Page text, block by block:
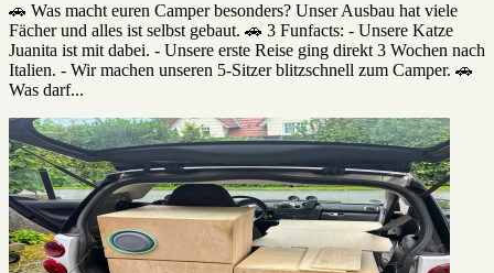
🚗 Was macht euren Camper besonders? Unser Ausbau hat viele
Fächer und alles ist selbst gebaut. 🚗 3 Funfacts: - Unsere Katze
Juanita ist mit dabei. - Unsere erste Reise ging direkt 3 Wochen nach
Italien. - Wir machen unseren 5-Sitzer blitzschnell zum Camper. 🚗
Was darf...